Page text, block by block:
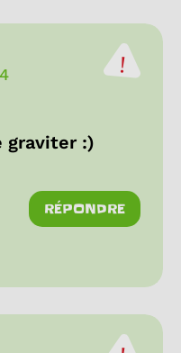
graviter :)
réactions
RÉPONDRE